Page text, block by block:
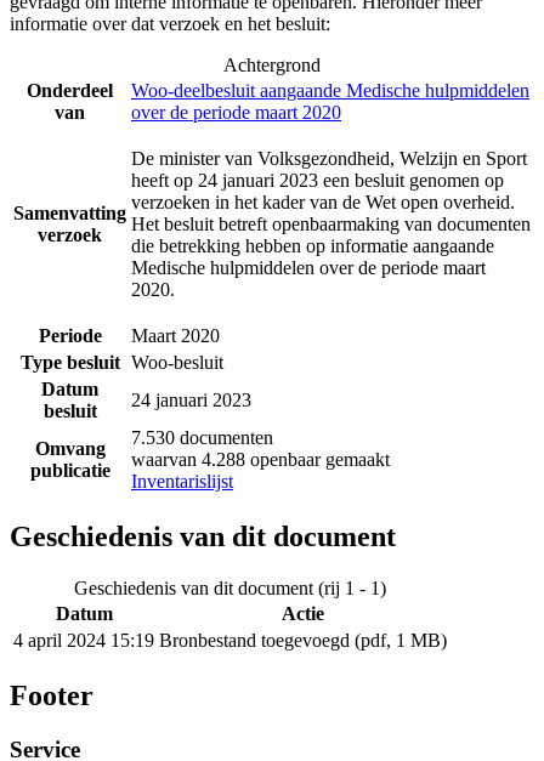
informatie over dat verzoek en het besluit:
Achtergrond
Onderdeel
van
Woo-deelbesluit aangaande Medische hulpmiddelen
over de periode maart 2020
Samenvatting
verzoek
De minister van Volksgezondheid, Welzijn en Sport
heeft op 24 januari 2023 een besluit genomen op
verzoeken in het kader van de Wet open overheid.
Het besluit betreft openbaarmaking van documenten
die betrekking hebben op informatie aangaande
Medische hulpmiddelen over de periode maart
2020.
Periode
Maart 2020
Type besluit Woo-besluit
Datum
besluit
24 januari 2023
Omvang
publicatie
7.530 documenten
waarvan 4.288 openbaar gemaakt
Inventarislijst
Geschiedenis van dit document
Geschiedenis van dit document (rij 1 - 1)
Datum
Actie
4 april 2024 15:19 Bronbestand toegevoegd (pdf, 1 MB)
Footer
Service